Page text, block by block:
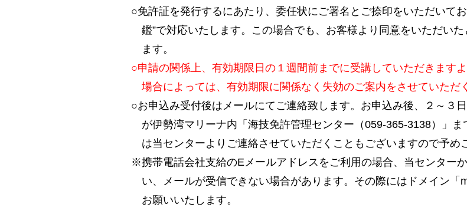
○免許証を発行するにあたり、委任状にご署名とご捺印をいただいて
鑑”で対応いたします。この場合でも、お客様より同意をいただい
ます。
○申請の関係上、有効期限日の１週間前までに受講していただきますよ
場合によっては、有効期限に関係なく失効のご案内をさせていただ
○お申込み受付後はメールにてご連絡致します。お申込み後、２～３
が伊勢湾マリーナ内「海技免許管理センター（059-365-3138）」
は当センターよりご連絡させていただくこともございますので予め
※携帯電話会社支給のEメールアドレスをご利用の場合、当センター
い、メールが受信できない場合があります。その際にはドメイン「
お願いいたします。